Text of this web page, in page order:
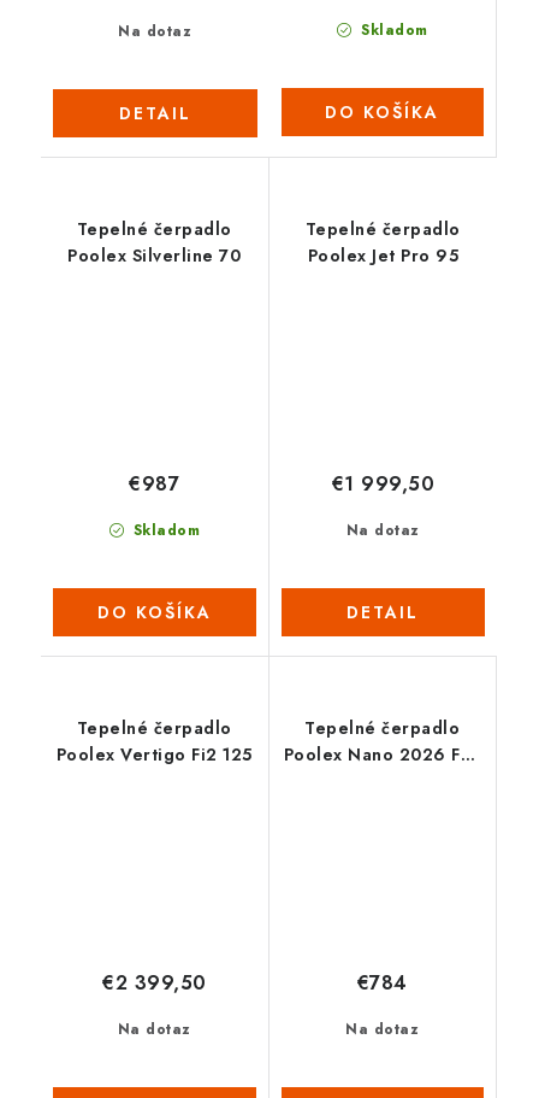
Na dotaz
DETAIL
Skladom
DO KOŠÍKA
Tepelné čerpadlo
Poolex Silverline 70
Skladom
€987
DO KOŠÍKA
Tepelné čerpadlo
Poolex Jet Pro 95
Na dotaz
€1 999,50
DETAIL
Tepelné čerpadlo
Poolex Vertigo Fi2 125
Na dotaz
€2 399,50
Tepelné čerpadlo
Poolex Nano 2026 Full
Na dotaz
€784